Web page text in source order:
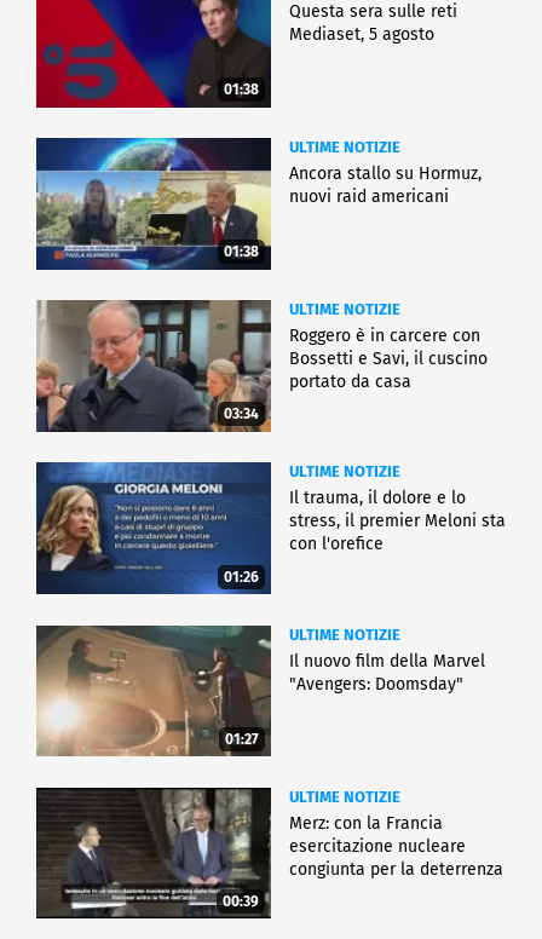
01:38
Questa sera sulle reti
Mediaset, 5 agosto
01:38
ULTIME NOTIZIE
Ancora stallo su Hormuz,
nuovi raid americani
03:34
ULTIME NOTIZIE
Roggero è in carcere con
Bossetti e Savi, il cuscino
portato da casa
01:26
ULTIME NOTIZIE
Il trauma, il dolore e lo
stress, il premier Meloni sta
con l'orefice
01:27
ULTIME NOTIZIE
Il nuovo film della Marvel
"Avengers: Doomsday"
00:39
ULTIME NOTIZIE
Merz: con la Francia
esercitazione nucleare
congiunta per la deterrenza